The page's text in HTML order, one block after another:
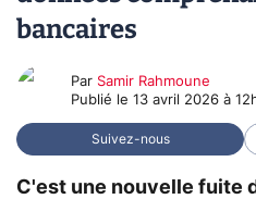
bancaires
Par Samir Rahmoune
Publié le 13 avril 2026 à
Suivez-nous
C'est une nouvelle fuite